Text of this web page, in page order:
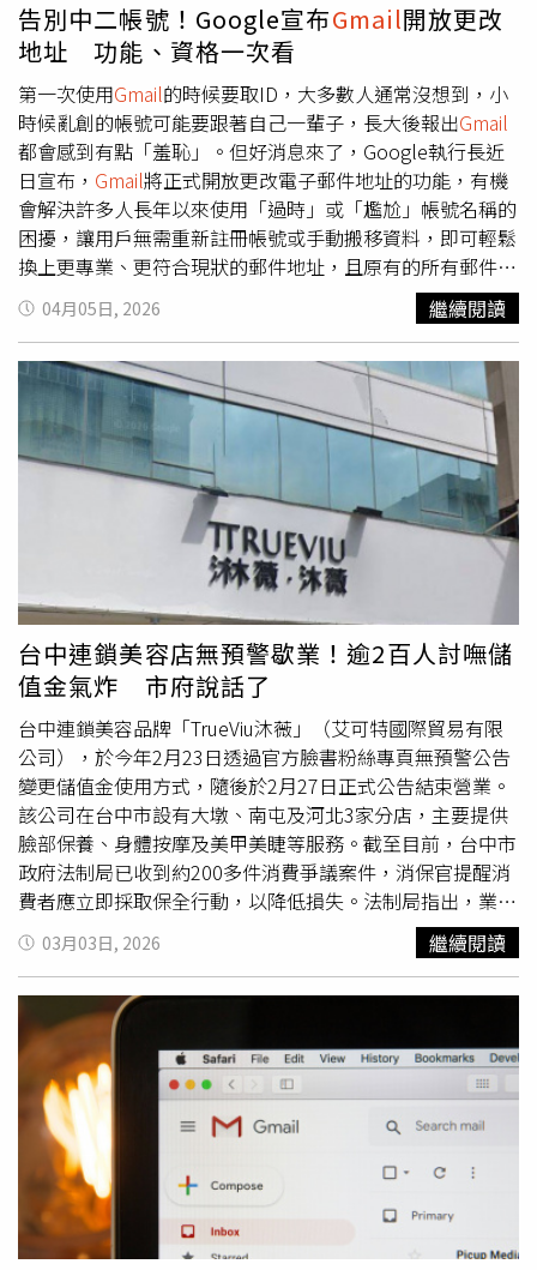
告別中二帳號！Google宣布Gmail開放更改
地址 功能、資格一次看
第一次使用Gmail的時候要取ID，大多數人通常沒想到，小
時候亂創的帳號可能要跟著自己一輩子，長大後報出Gmail
都會感到有點「羞恥」。但好消息來了，Google執行長近
日宣布， Gmail將正式開放更改電子郵件地址的功能，有機
會解決許多人長年以來使用「過時」或「尷尬」帳號名稱的
困擾，讓用戶無需重新註冊帳號或手動搬移資料，即可輕鬆
換上更專業、更符合現狀的郵件地址，且原有的所有郵件與
服務數據皆會獲得保留。根據外媒《People》報導，
Google執行長皮查伊（Sundar Pichai）在社群平台X貼文中
需要被困在那一年。」他指出，無論是用戶當年因趣味而設
的搞怪名稱，或是帶有時代感的舊稱，現在都能透過
Google帳戶設定變更為任何可使用的名稱。更重要的是，
用戶更改地址後仍會保有舊的使用者名稱，未來甚至可以選
擇同時以新舊兩組帳號進行登入，大幅提升了帳號管理的靈
活性。這項新功能目前正採取分階段開放，雖然全球尚未同
步上線，但Google官方表示，很快將普及至所有用戶。然
而使用者若想確認自己是否已具備變更權限，可點擊
Gmail
視窗右上角的個人頭像，進入「管理您的 Google 帳戶」，
接著點選左側選單的「個人資訊」，並進入「電子郵件」分
頁進行檢查。若功能已對該帳號開放，點擊目前的地址並驗
證密碼後，系統即會顯示變更選項。針對用戶最擔心的資料
轉移問題，Google強調，變更過程仍會維持資訊的完整與
無縫接軌，未來即便寄件者將電子郵件寄往舊的地址，信件
仍會自動顯示在新地址的收件匣中。此外，包含 Google地
圖、YouTube及雲端硬碟（Drive）在內的所有服務，其原
有的照片、個人偏好與郵件數據皆不會受到影響，且用戶能
自由選擇使用新舊任一帳號登入上述各項服務。不過，在使
用這項新功能時仍有幾點限制需要注意。據Google官方說
明，雖然用戶可以隨時切換回舊的電子郵件地址，但一旦完
成變更，在接下來的12個月內，系統將不允許該帳戶再次建
立另一個以gmail.com結尾的新郵件地址。這項規範旨在防
止帳號名稱被頻繁佔用，建議用戶在決定新的郵件名稱前，
務必審慎考慮。
04月05日, 2026 繼續閱讀
台中連鎖美容店無預警歇業！逾2百人討嘸儲
值金氣炸 市府說話了
台中連鎖美容品牌「TrueViu沐薇」（艾可特國際貿易有限
公司），於今年2月23日透過官方臉書粉絲專頁無預警公告
變更儲值金使用方式，隨後於2月27日正式公告結束營業。
該公司在台中市設有大墩、南屯及河北3家分店，主要提供
臉部保養、身體按摩及美甲美睫等服務。截至目前，台中市
政府法制局已收到約200多件消費爭議案件，消保官提醒消
費者應立即採取保全行動，以降低損失。法制局指出，業者
目前正進入歇業資產盤點階段，並提供專案處理信箱
（trueviu999@gmail
.com）供消費者發送姓名、電話及剩
餘金額進行債權登記。消保官特別提醒，消費者務必登入會
員系統或調閱相關紀錄，以截圖方式保存剩餘儲值金額、服
務次數等消費憑證。由於業者退費時間與方式仍具變數，使
用信用卡支付者建議優先向發卡銀行申請爭議帳款，以爭取
較快速的退款機會。法制局長李善植表示，使用信用卡（含
VISA、MasterCard等）付費的消費者，若遇業者歇業，必
須在業者「停止提供服務日」起算120個日曆天內向發卡銀
行提交證據申請「爭議帳款」，且申請日距離當初「交易清
算日（即銀行入帳日，非刷卡當日）」不得超過540個日曆
天。由於銀行審核需要時間，建議消費者預留至少15個銀行
03月03日, 2026 繼續閱讀